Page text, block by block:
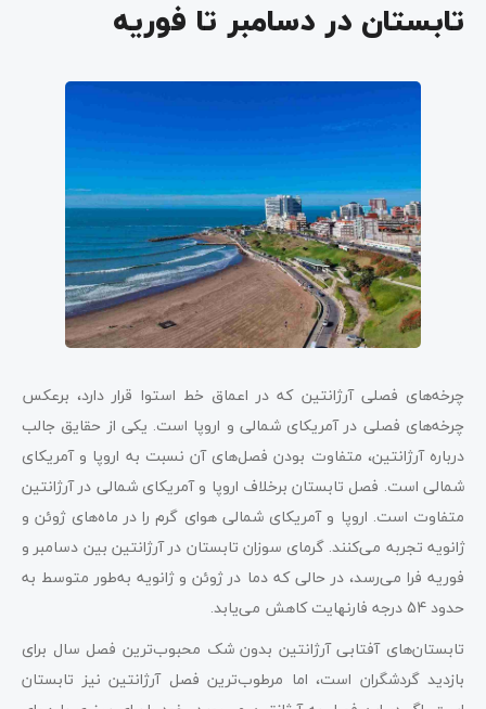
تابستان در دسامبر تا فوریه
چرخه‌های فصلی آرژانتین که در اعماق خط استوا قرار دارد، برعکس
چرخه‌های فصلی در آمریکای شمالی و اروپا است. یکی از حقایق جالب
درباره آرژانتین، متفاوت بودن فصل‌های آن نسبت به اروپا و آمریکای
شمالی است. فصل تابستان برخلاف اروپا و آمریکای شمالی در آرژانتین
متفاوت است. اروپا و آمریکای شمالی هوای گرم را در ماه‌های ژوئن و
ژانویه تجربه می‌کنند. گرمای سوزان تابستان در آرژانتین بین دسامبر و
فوریه فرا می‌رسد، در حالی که دما در ژوئن و ژانویه به‌طور متوسط ​​به
حدود 54 درجه فارنهایت کاهش می‌یابد.
تابستان‌های آفتابی آرژانتین بدون شک محبوب‌ترین فصل سال برای
بازدید گردشگران است، اما مرطوب‌ترین فصل‌ آرژانتین نیز تابستان